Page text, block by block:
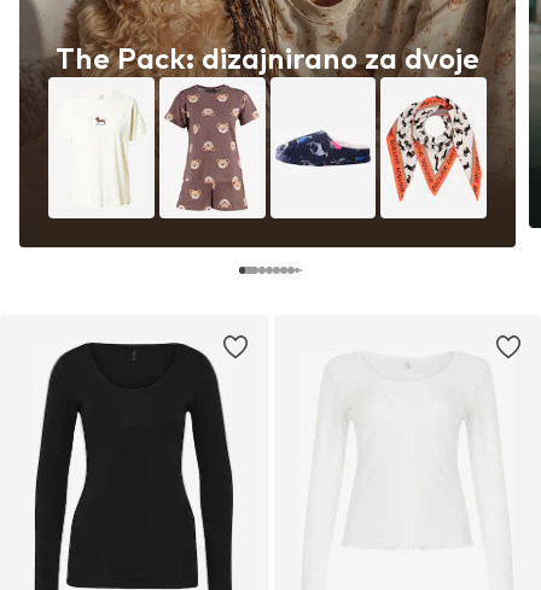
The Pack: dizajnirano za dvoje